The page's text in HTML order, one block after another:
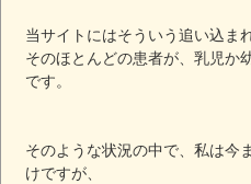
当サイトにはそういう追い込ま
そのほとんどの患者が、乳児か
です。
そのような状況の中で、私は今
けですが、